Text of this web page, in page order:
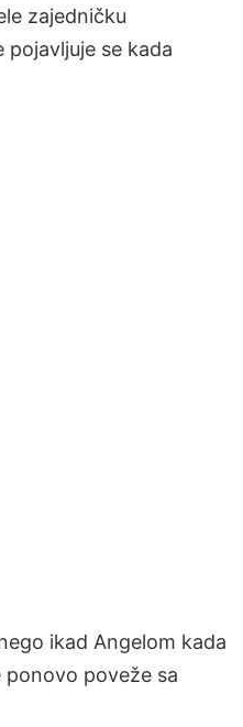
zajedničku
se kada
ikad Angelom kada
ponovo poveže sa